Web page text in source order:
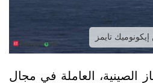
تايمز
الصينية، العاملة في مجال